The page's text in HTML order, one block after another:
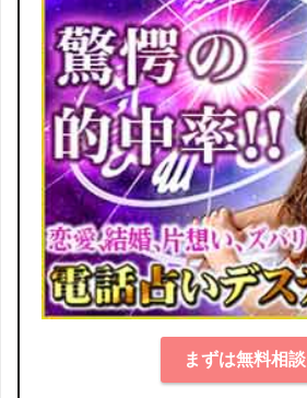
まずは無料相談